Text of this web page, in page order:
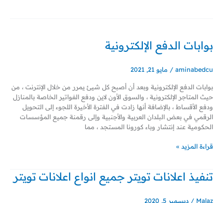
بوابات الدفع الإلكترونية
aminabedcu
/ مايو 21, 2021
بوابات الدفع الإلكترونية وبعد أن أصبح كل شيئ يمرر من خلال الإنترنت ، من
حيث المتاجر الإلكترونية ، والسوق الأون لاين ودفع الفواتير الخاصة بالمنازل
ودفع الأقساط ، بالإضافة أنها زادت في الفترة الأخيرة اللجوء إلى التحويل
الرقمي في بعض البلدان العربية والأجنبية وإلى رقمنة جميع المؤسسات
الحكومية عند إنتشار وباء كورونا المستجد ، مما
الإلكترونية
قراءة المزيد »
تنفيذ اعلانات تويتر جميع انواع اعلانات تويتر
Malaz
/ ديسمبر 5, 2020
تنفيذ
اعلانات